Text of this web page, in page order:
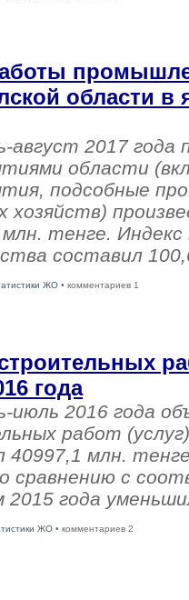
области в
август 2017
области
подсобные
хозяйств)
тенге.
составил
ЖО • комментариев 1
года
июль 2016 года
работ
40997,1 млн.
сравнению с
2015 года
ЖО • комментариев 2